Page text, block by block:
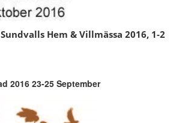
Hem & Villmässa 2016, 1-2
2016 23-25 September